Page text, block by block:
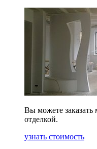
Вы можете
отделкой.
узнать стоимость